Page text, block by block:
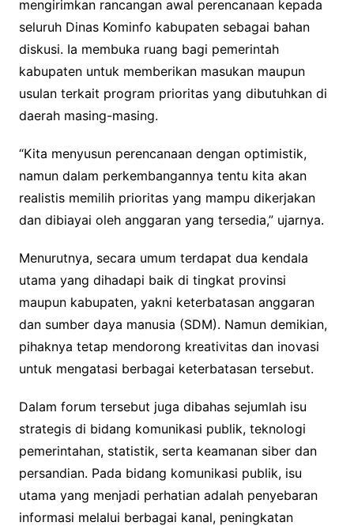
mengirimkan rancangan awal perencanaan kepada
seluruh Dinas Kominfo kabupaten sebagai bahan
diskusi. Ia membuka ruang bagi pemerintah
kabupaten untuk memberikan masukan maupun
usulan terkait program prioritas yang dibutuhkan di
daerah masing-masing.
“Kita menyusun perencanaan dengan optimistik,
namun dalam perkembangannya tentu kita akan
realistis memilih prioritas yang mampu dikerjakan
dan dibiayai oleh anggaran yang tersedia,” ujarnya.
Menurutnya, secara umum terdapat dua kendala
utama yang dihadapi baik di tingkat provinsi
maupun kabupaten, yakni keterbatasan anggaran
dan sumber daya manusia (SDM). Namun demikian,
pihaknya tetap mendorong kreativitas dan inovasi
untuk mengatasi berbagai keterbatasan tersebut.
Dalam forum tersebut juga dibahas sejumlah isu
strategis di bidang komunikasi publik, teknologi
pemerintahan, statistik, serta keamanan siber dan
persandian. Pada bidang komunikasi publik, isu
utama yang menjadi perhatian adalah penyebaran
informasi melalui berbagai kanal, peningkatan